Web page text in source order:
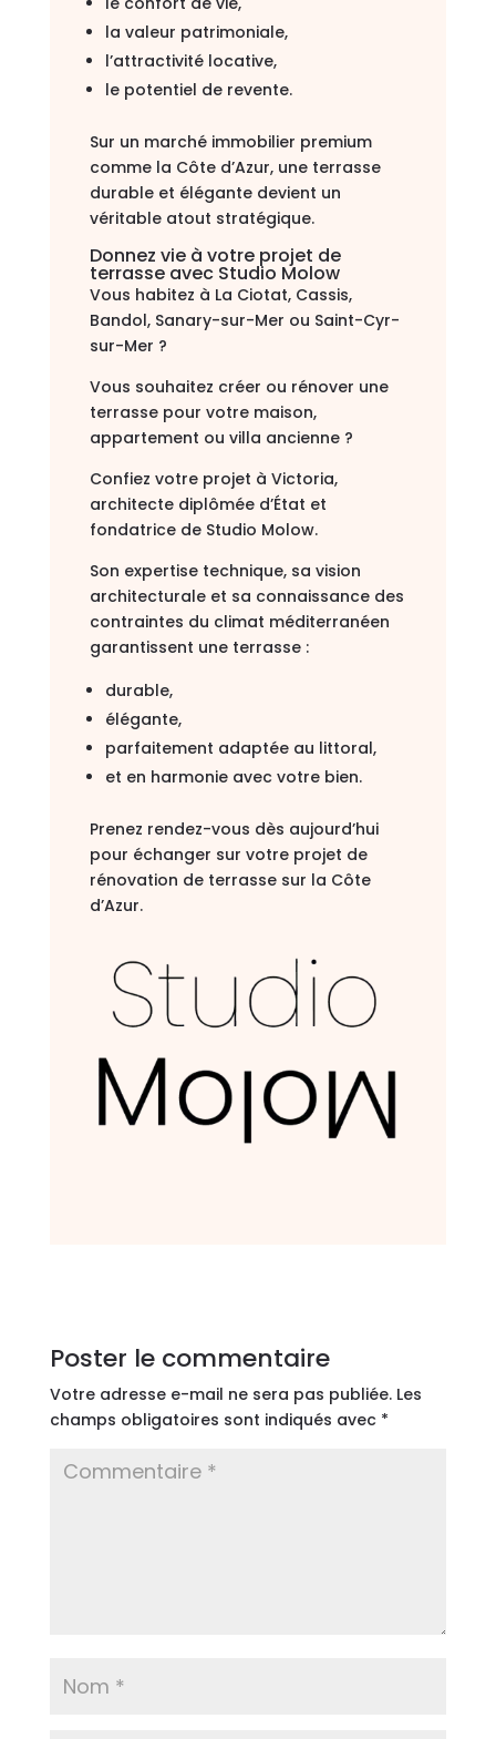
la valeur patrimoniale,
l’attractivité locative,
le potentiel de revente.
Sur un marché immobilier premium
comme la Côte d’Azur, une terrasse
durable et élégante devient un
véritable atout stratégique.
Donnez vie à votre projet de
terrasse avec Studio Molow
Vous habitez à La Ciotat, Cassis,
Bandol, Sanary-sur-Mer ou Saint-Cyr-
sur-Mer ?
Vous souhaitez créer ou rénover une
terrasse pour votre maison,
appartement ou villa ancienne ?
Confiez votre projet à Victoria,
architecte diplômée d’État et
fondatrice de Studio Molow.
Son expertise technique, sa vision
architecturale et sa connaissance des
contraintes du climat méditerranéen
garantissent une terrasse :
durable,
élégante,
parfaitement adaptée au littoral,
et en harmonie avec votre bien.
Prenez rendez-vous dès aujourd’hui
pour échanger sur votre projet de
rénovation de terrasse sur la Côte
d’Azur.
Poster le commentaire
Votre adresse e-mail ne sera pas publiée. Les
champs obligatoires sont indiqués avec *